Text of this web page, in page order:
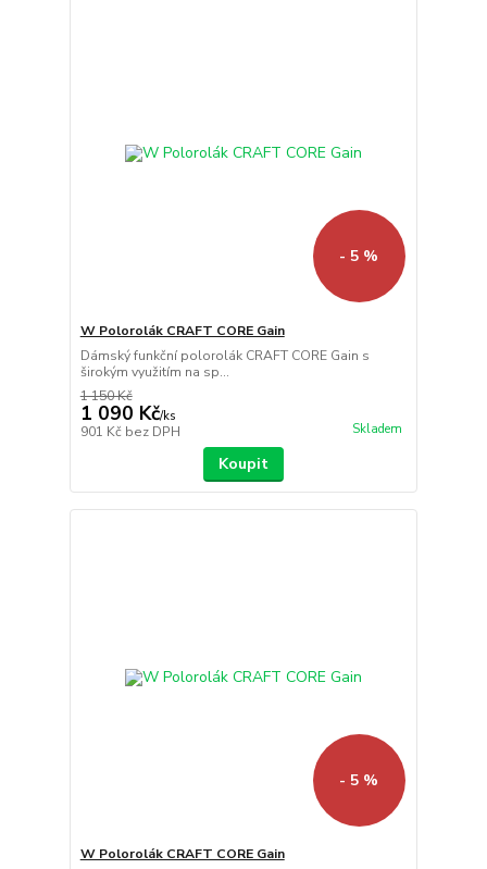
- 5 %
W Polorolák CRAFT CORE Gain
Dámský funkční polorolák CRAFT CORE Gain s
širokým využitím na sp...
1 150 Kč
1 090 Kč/ks
901 Kč bez DPH Skladem
Koupit
- 5 %
W Polorolák CRAFT CORE Gain